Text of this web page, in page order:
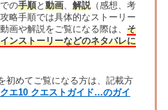
の手順と 動画、 解説（感想、考
略手順では具体的なストーリー
画や解説をご覧になる際は、 そ
ンストーリーなどのネタバレに
初めてご覧になる方は、記載方
クエ10 クエストガイド…のガイ